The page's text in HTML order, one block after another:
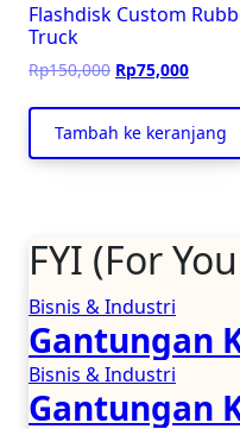
Flashdisk Custom
Truck
Rp150,000 Harga
adalah:
Rp150,000.
Rp75,000Harga
ini
adalah:
Tambah ke keranjang
FYI (For
Bisnis & Industri
Gantungan
Bisnis & Industri
Gantungan